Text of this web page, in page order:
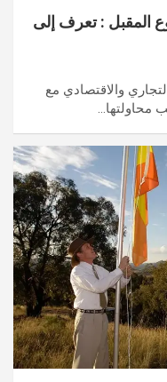
المقبل : تعرف إلى
والاقتصادي مع
محاولتها…